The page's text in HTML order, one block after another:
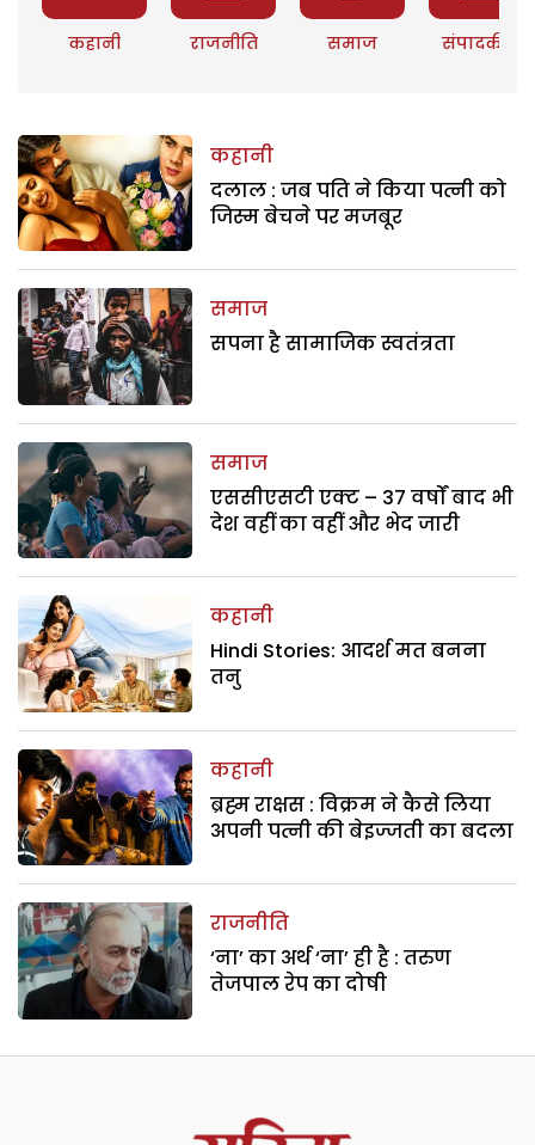
कहानी राजनीति समाज संपादकीय
कहानी
दलाल : जब पति ने किया पत्नी को
जिस्म बेचने पर मजबूर
समाज
सपना है सामाजिक स्वतंत्रता
समाज
एससीएसटी एक्ट – 37 वर्षों बाद भी
देश वहीं का वहीं और भेद जारी
कहानी
Hindi Stories: आदर्श मत बनना
तनु
कहानी
ब्रह्म राक्षस : विक्रम ने कैसे लिया
अपनी पत्नी की बेइज्जती का बदला
राजनीति
‘ना’ का अर्थ ‘ना’ ही है : तरुण
तेजपाल रेप का दोषी